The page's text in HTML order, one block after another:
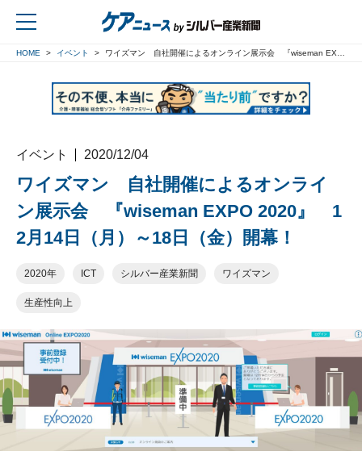
HOME イベント ワイズマン 自社開催によるオンライン展示会 『wiseman EXPO 2020』 12月14日（月）～18日（金）開幕！
イベント 2020/12/04
ワイズマン 自社開催によるオンライ
ン展示会 『wiseman EXPO 2020』 1
2月14日（月）～18日（金）開幕！
2020年 ICT シルバー産業新聞 ワイズマン
生産性向上